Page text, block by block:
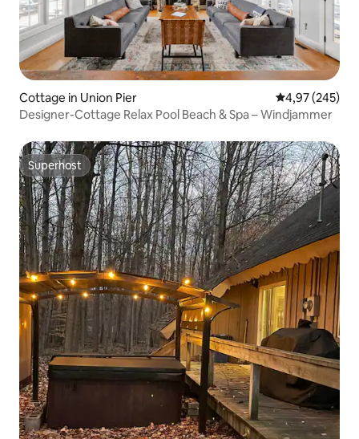
Cottage in Union Pier
4,97 (245)
Designer-Cottage Relax Pool Beach & Spa – Windjammer
Superhost
Superhost